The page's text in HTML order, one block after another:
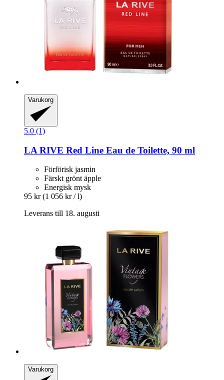
Varukorg
5.0 (1)
LA RIVE Red Line Eau de Toilette, 90 ml
Förförisk jasmin
Färskt grönt äpple
Energisk mysk
95 kr (1 056 kr / l)
Leverans till 18. augusti
Varukorg